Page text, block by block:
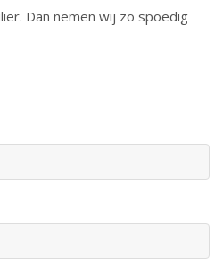
Dan nemen wij zo spoedig